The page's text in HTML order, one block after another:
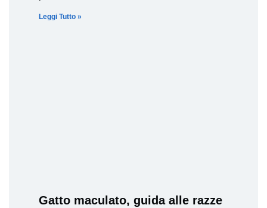
Leggi Tutto »
Gatto maculato, guida alle razze